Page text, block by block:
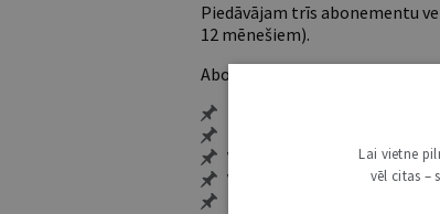
Piedāvājam trīs abonementu
12 mēnešiem).
Abonentu ieguvumi:
Vairāk nekā 18 000 rakstu
Visi tematiskie numuri un
Personalizētās iespējas –
Lai vietne
vēl citas –